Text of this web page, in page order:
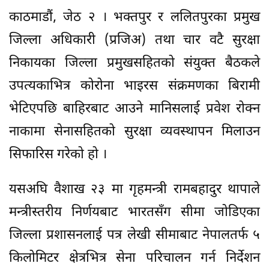
काठमाडौं, जेठ २ । भक्तपुर र ललितपुरका प्रमुख
जिल्ला अधिकारी (प्रजिअ) तथा चार वटै सुरक्षा
निकायका जिल्ला प्रमुखसहितको संयुक्त बैठकले
उपत्यकाभित्र कोरोना भाइरस संक्रमणका बिरामी
भेटिएपछि बाहिरबाट आउने मानिसलाई प्रवेश रोक्न
नाकामा सेनासहितको सुरक्षा व्यवस्थापन मिलाउन
सिफारिस गरेको हो ।
यसअघि वैशाख २३ मा गृहमन्त्री रामबहादुर थापाले
मन्त्रीस्तरीय निर्णयबाट भारतसँग सीमा जोडिएका
जिल्ला प्रशासनलाई पत्र लेखी सीमाबाट नेपालतर्फ ५
किलोमिटर क्षेत्रभित्र सेना परिचालन गर्न निर्देशन